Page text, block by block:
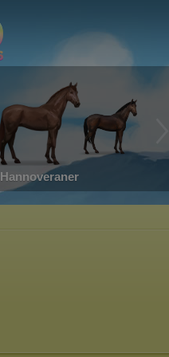
Hannoveraner